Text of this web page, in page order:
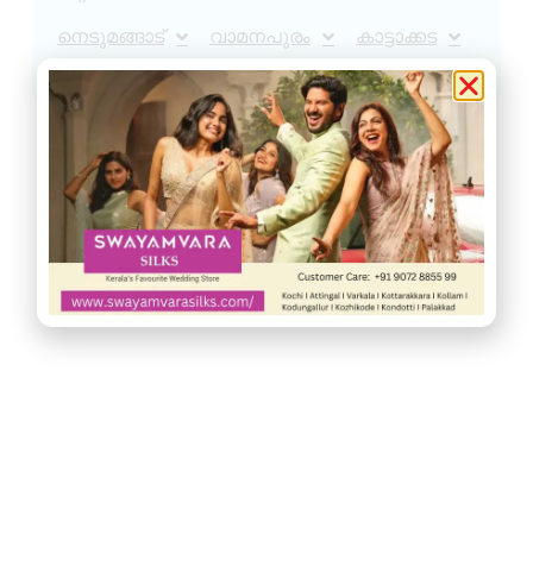
നെടുമങ്ങാട് വാമനപുരം കാട്ടാക്കട
അരുവിക്കര ചുറ്റുവട്ടം ഇൻഫോ